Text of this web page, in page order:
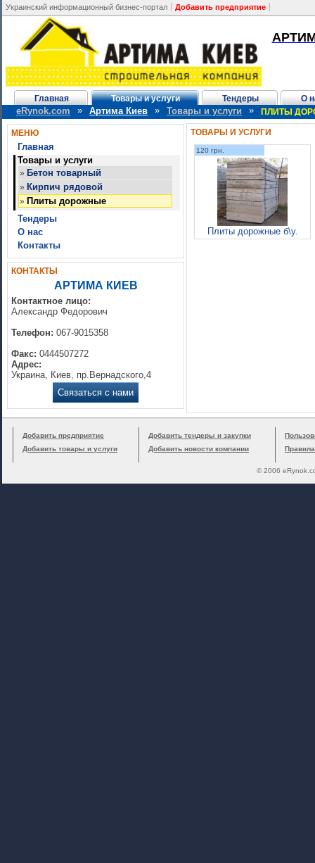
Украинский информационный бизнес-портал Добавить предприятие
Главная Товары и услуги Тендеры О
eRynok.com » Артима Киев » Товары и услуги » ПЛИТЫ
МЕНЮ
Главная
Товары и услуги
» Бетон товарный
» Кирпич рядовой
» Плиты дорожные
Тендеры
О нас
Контакты
КОНТАКТЫ
АРТИМА КИЕВ
Контактное лицо:
Александр Федорович
Телефон: 067-9015358
Факс: 0444507272
Адрес:
Украина, Киев, пр.Вернадского,4
Связаться с нами
ТОВАРЫ И УСЛУГИ
120 грн.
Плиты дорожные б\у.
Добавить предприятие
Добавить товары и услуги
Добавить тендеры и закупки
Добавить новости компании
© 2006